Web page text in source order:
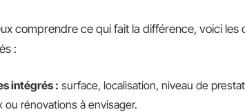
comprendre ce qui fait la différence, voici
:
intégrés : surface, localisation, niveau de
ou rénovations à envisager.